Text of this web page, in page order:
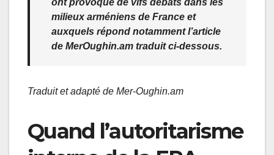
milieux arméniens de France et
auxquels répond notamment l’article
de MerOughin.am traduit ci-dessous.
Traduit et adapté de Mer-Oughin.am
Quand l’autoritarisme